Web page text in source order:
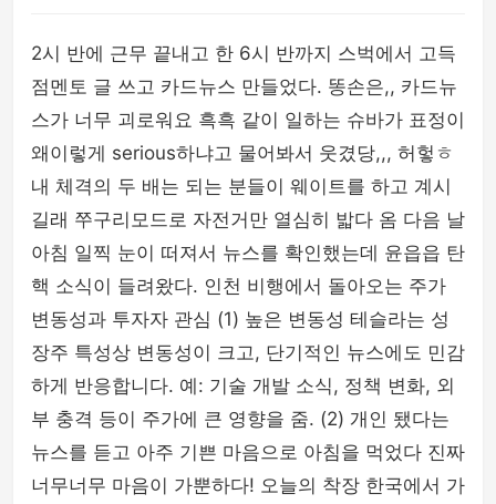
2시 반에 근무 끝내고 한 6시 반까지 스벅에서 고득
점멘토 글 쓰고 카드뉴스 만들었다. 똥손은,, 카드뉴
스가 너무 괴로워요 흑흑 같이 일하는 슈바가 표정이
왜이렇게 serious하냐고 물어봐서 웃겼당,,, 허헣ㅎ
내 체격의 두 배는 되는 분들이 웨이트를 하고 계시
길래 쭈구리모드로 자전거만 열심히 밟다 옴 다음 날
아침 일찍 눈이 떠져서 뉴스를 확인했는데 윤읍읍 탄
핵 소식이 들려왔다. 인천 비행에서 돌아오는 주가
변동성과 투자자 관심 (1) 높은 변동성 테슬라는 성
장주 특성상 변동성이 크고, 단기적인 뉴스에도 민감
하게 반응합니다. 예: 기술 개발 소식, 정책 변화, 외
부 충격 등이 주가에 큰 영향을 줌. (2) 개인 됐다는
뉴스를 듣고 아주 기쁜 마음으로 아침을 먹었다 진짜
너무너무 마음이 가뿐하다! 오늘의 착장 한국에서 가